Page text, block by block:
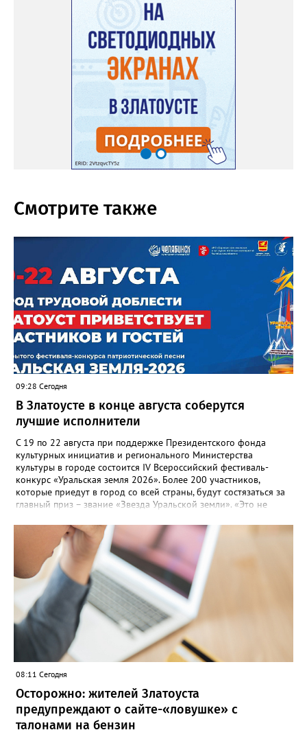
Смотрите также
09:28 Сегодня
В Златоусте в конце августа соберутся
лучшие исполнители
С 19 по 22 августа при поддержке Президентского фонда
культурных инициатив и регионального Министерства
культуры в городе состоится IV Всероссийский фестиваль-
конкурс «Уральская земля 2026». Более 200 участников,
которые приедут в город со всей страны, будут состязаться за
главный приз – звание «Звезда Уральской земли». «Это не
прослушивания участников, мастер-классы от ведущих
наставников, выступления победителей прошлых лет и
приглашённых артистов», - сообщает оргкомитет. Вход на все
фестивальные мероприятия будет свободным. В 2025 году в
фестивале участвовали 26 финалистов из городов
Челябинской, Свердловской, Курганской, Оренбургской
областей, Ханты-Мансийского автономного округа и
Республики Башкортостан. Приглашённой звездой стал
идейный вдохновитель, организатор фестиваля, эстрадный
певец, победитель главного патриотического конкурса страны
«Солдатский конверт», лауреат премии в области культуры и
искусства «Золотая лира», участник телевизионных проектов
на Первом канале, обладатель звания «Голос страны» Алексей
Ковин.
08:11 Сегодня
Осторожно: жителей Златоуста
предупреждают о сайте-«ловушке» с
талонами на бензин